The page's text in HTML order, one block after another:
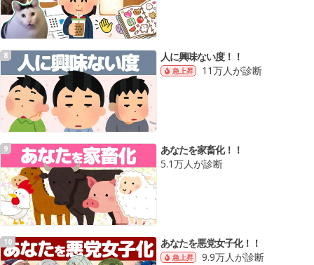
8 人に興味ない度！！
急上昇 11万人が診断
9
あなたを家畜化！！
5.1万人が診断
10 あなたを悪党女子化！！
急上昇 9.9万人が診断